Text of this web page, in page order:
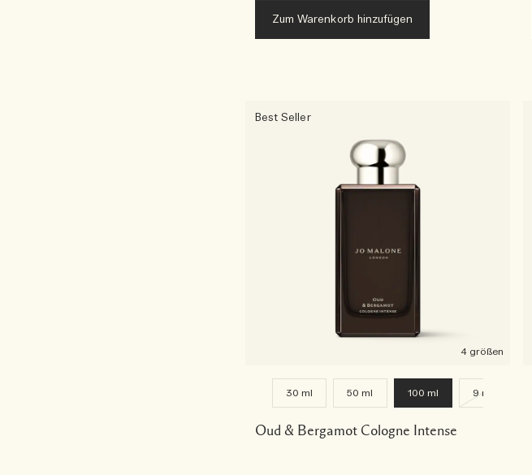
Zum Warenkorb hinzufügen
Best Seller
4 größen
30 ml 50 ml 100 ml 9 ml
Oud & Bergamot Cologne Intense